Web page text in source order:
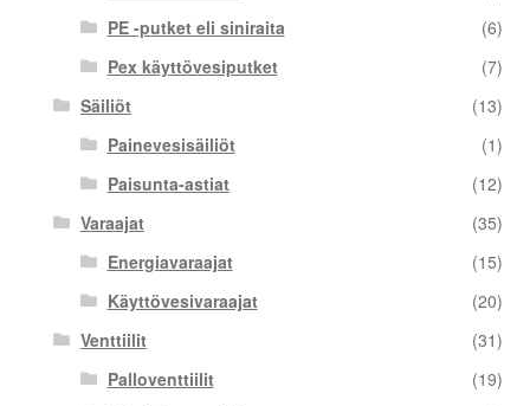
PE -putket eli siniraita
(6)
Pex käyttövesiputket
(7)
Säiliöt
(13)
Painevesisäiliöt
(1)
Paisunta-astiat
(12)
Varaajat
(35)
Energiavaraajat
(15)
Käyttövesivaraajat
(20)
Venttiilit
(31)
Palloventtiilit
(19)